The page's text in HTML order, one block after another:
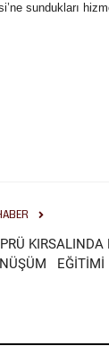
sundukları
EĞİTİMİ